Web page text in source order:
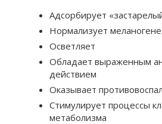
Адсорбирует
Нормализует
Осветляет
Обладает выраженным
действием
Оказывает
Стимулирует процессы
метаболизма